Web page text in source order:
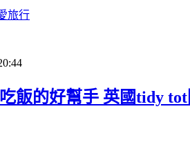
旅行
飯的好幫手 英國tidy